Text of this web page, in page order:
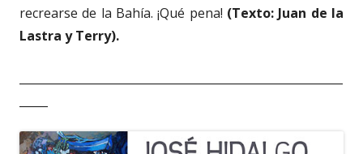
recrearse de la Bahía. ¡Qué pena! (Texto: Juan de la
Lastra y Terry).